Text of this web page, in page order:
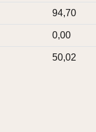
94,70
0,00
50,02